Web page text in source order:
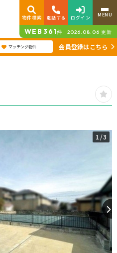
物件検索
電話する ログイン MENU
WEB361件 2026.08.06 更新
マッチング物件 会員登録はこちら
1 /3